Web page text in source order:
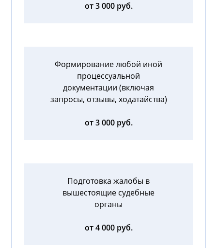
от 3 000 руб.
Формирование любой иной
процессуальной
документации (включая
запросы, отзывы, ходатайства)
от 3 000 руб.
Подготовка жалобы в
вышестоящие судебные
органы
от 4 000 руб.